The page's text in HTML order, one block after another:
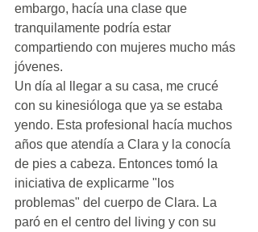
embargo, hacía una clase que
tranquilamente podría estar
compartiendo con mujeres mucho más
jóvenes.
Un día al llegar a su casa, me crucé
con su kinesióloga que ya se estaba
yendo. Esta profesional hacía muchos
años que atendía a Clara y la conocía
de pies a cabeza. Entonces tomó la
iniciativa de explicarme "los
problemas" del cuerpo de Clara. La
paró en el centro del living y con su